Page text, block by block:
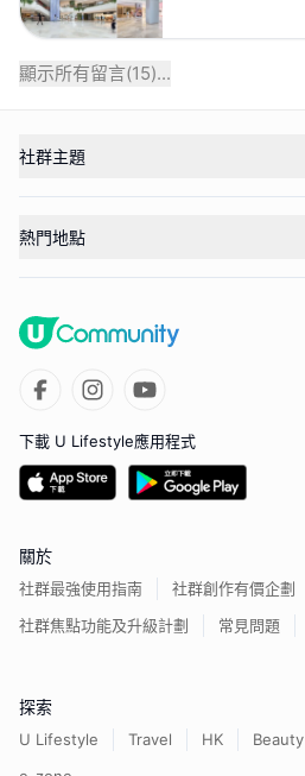
顯示所有留言(15)...
社群主題
熱門地點
下載 U Lifestyle應用程式
關於
社群最強使用指南
社群創作有價企劃
社群焦點功能及升級計劃
常見問題
探索
U Lifestyle Travel HK Beauty